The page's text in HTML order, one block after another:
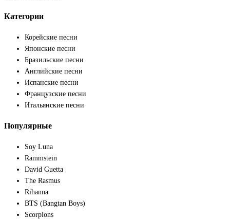
Категории
Корейские песни
Японские песни
Бразильские песни
Английские песни
Испанские песни
Французские песни
Итальянские песни
Популярные
Soy Luna
Rammstein
David Guetta
The Rasmus
Rihanna
BTS (Bangtan Boys)
Scorpions